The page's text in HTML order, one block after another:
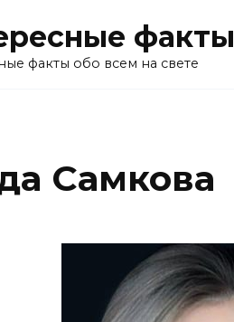
факты
факты обо всем на свете
Самкова